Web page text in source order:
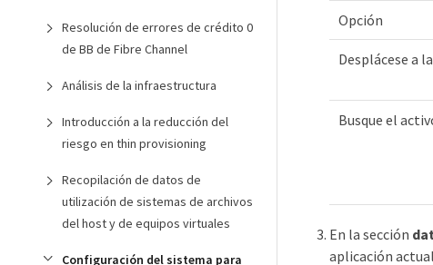
Resolución de errores de crédito 0
de BB de Fibre Channel
Análisis de la infraestructura
Introducción a la reducción del
riesgo en thin provisioning
Recopilación de datos de
utilización de sistemas de archivos
del host y de equipos virtuales
Configuración del sistema para
Opción
Desplácese a
Busque el
En la sección
aplicación